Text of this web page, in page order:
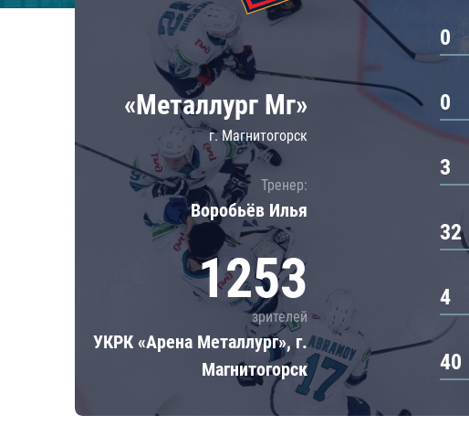
Локомотив
ЦСКА
Шанхайские Драконы
«Металлург Мг»
г. Магнитогорск
Тренер:
Воробьёв Илья
1253
зрителей
УКРК «Арена Металлург», г.
Магнитогорск
0
0
3
32
4
40